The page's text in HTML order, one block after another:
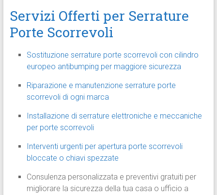
Servizi Offerti per Serrature
Porte Scorrevoli
Sostituzione serrature porte scorrevoli con cilindro
europeo antibumping per maggiore sicurezza
Riparazione e manutenzione serrature porte
scorrevoli di ogni marca
Installazione di serrature elettroniche e meccaniche
per porte scorrevoli
Interventi urgenti per apertura porte scorrevoli
bloccate o chiavi spezzate
Consulenza personalizzata e preventivi gratuiti per
migliorare la sicurezza della tua casa o ufficio a